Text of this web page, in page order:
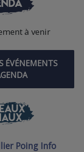
à venir
ÉVÉNEMENTS
Poing Info